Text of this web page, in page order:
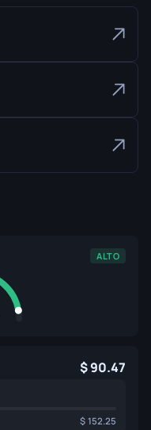
ALTO
90.47
152.25